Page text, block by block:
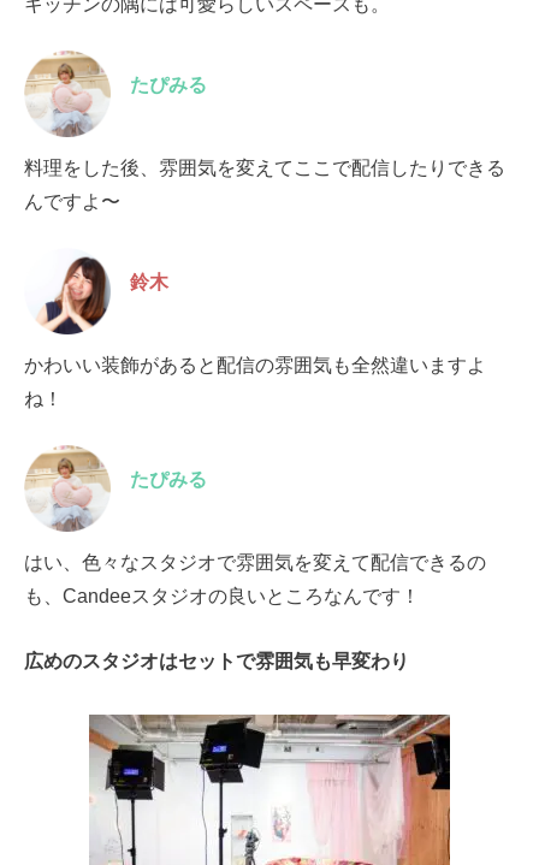
たぴみる
料理をした後、雰囲気を変えてここで配信したりできる
んですよ〜
鈴木
かわいい装飾があると配信の雰囲気も全然違いますよ
ね！
たぴみる
はい、色々なスタジオで雰囲気を変えて配信できるの
も、Candeeスタジオの良いところなんです！
広めのスタジオはセットで雰囲気も早変わり